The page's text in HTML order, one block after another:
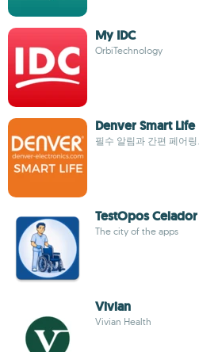
My IDC
OrbiTechnology
Denver Smart Life
필수 알림과 간편 페어
TestOpos
The city of the apps
Vivian
Vivian Health